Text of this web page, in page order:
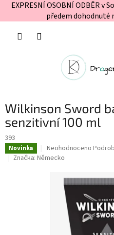
EXPRESNÍ OSOBNÍ ODBĚR v
předem dohodnuté
Wilkinson Sword
senzitivní 100 ml
393
Novinka
Průměrné
hodnocení
hvězdiček.
Neohodnoceno
Značka: Německo